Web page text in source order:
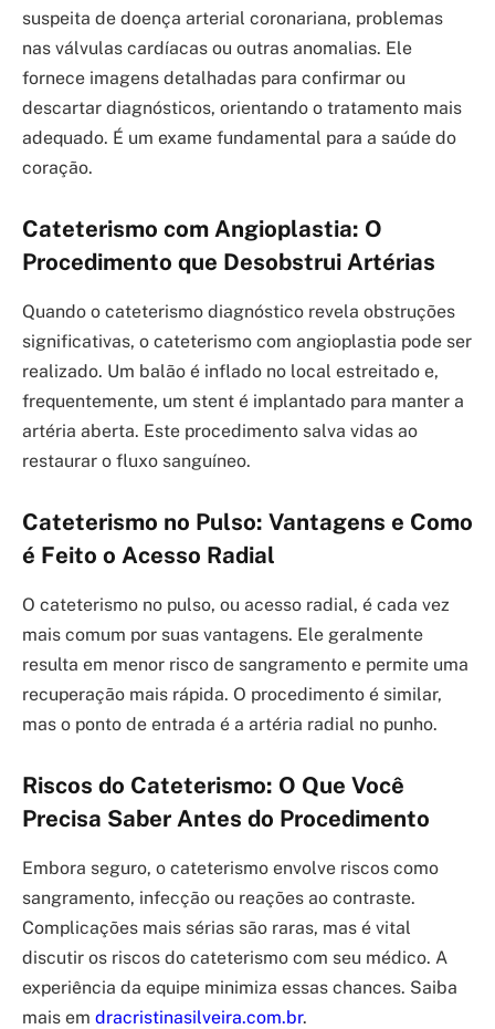
suspeita de doença arterial coronariana, problemas
nas válvulas cardíacas ou outras anomalias. Ele
fornece imagens detalhadas para confirmar ou
descartar diagnósticos, orientando o tratamento mais
adequado. É um exame fundamental para a saúde do
coração.
Cateterismo com Angioplastia: O
Procedimento que Desobstrui Artérias
Quando o cateterismo diagnóstico revela obstruções
significativas, o cateterismo com angioplastia pode ser
realizado. Um balão é inflado no local estreitado e,
frequentemente, um stent é implantado para manter a
artéria aberta. Este procedimento salva vidas ao
restaurar o fluxo sanguíneo.
Cateterismo no Pulso: Vantagens e Como
é Feito o Acesso Radial
O cateterismo no pulso, ou acesso radial, é cada vez
mais comum por suas vantagens. Ele geralmente
resulta em menor risco de sangramento e permite uma
recuperação mais rápida. O procedimento é similar,
mas o ponto de entrada é a artéria radial no punho.
Riscos do Cateterismo: O Que Você
Precisa Saber Antes do Procedimento
Embora seguro, o cateterismo envolve riscos como
sangramento, infecção ou reações ao contraste.
Complicações mais sérias são raras, mas é vital
discutir os riscos do cateterismo com seu médico. A
experiência da equipe minimiza essas chances. Saiba
mais em dracristinasilveira.com.br.